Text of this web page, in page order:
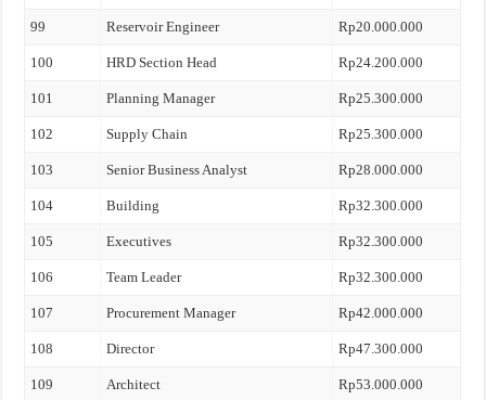
99 Reservoir Engineer Rp20.000.000
100 HRD Section Head Rp24.200.000
101 Planning Manager Rp25.300.000
102 Supply Chain Rp25.300.000
103 Senior Business Analyst Rp28.000.000
104 Building Rp32.300.000
105 Executives Rp32.300.000
106 Team Leader Rp32.300.000
107 Procurement Manager Rp42.000.000
108 Director Rp47.300.000
109 Architect Rp53.000.000